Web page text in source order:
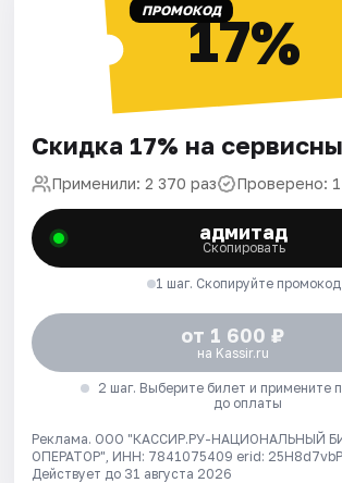
ПРОМОКОД17%
Скидка 17% на
Применили: 2 370 раз Проверено:
адмитад
Скопировать
1 шаг. Скопируйте промокод
от 1 600 ₽
на Kassir.ru
2 шаг. Выберите билет и примените
до оплаты
Реклама. ООО "КАССИР.РУ-НАЦИОНАЛЬНЫЙ
ОПЕРАТОР", ИНН: 7841075409 erid:
Действует до 31 августа 2026